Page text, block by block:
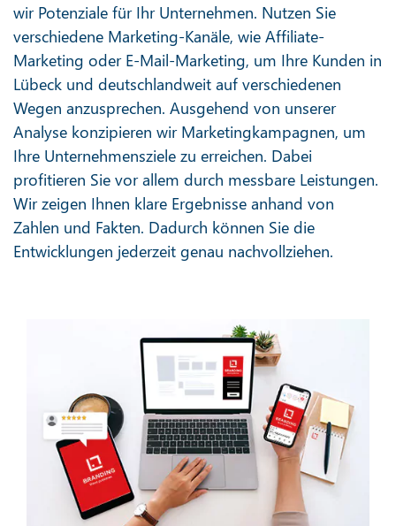
wir Potenziale für Ihr Unternehmen. Nutzen Sie
verschiedene Marketing-Kanäle, wie Affiliate-
Marketing oder E-Mail-Marketing, um Ihre Kunden in
Lübeck und deutschlandweit auf verschiedenen
Wegen anzusprechen. Ausgehend von unserer
Analyse konzipieren wir Marketingkampagnen, um
Ihre Unternehmensziele zu erreichen. Dabei
profitieren Sie vor allem durch messbare Leistungen.
Wir zeigen Ihnen klare Ergebnisse anhand von
Zahlen und Fakten. Dadurch können Sie die
Entwicklungen jederzeit genau nachvollziehen.